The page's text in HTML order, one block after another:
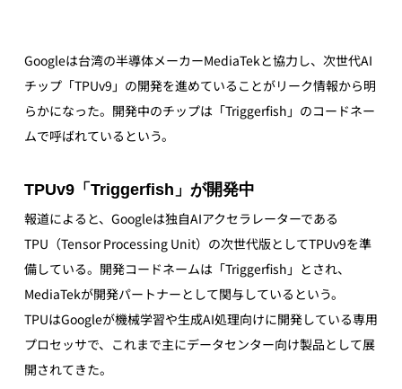
Googleは台湾の半導体メーカーMediaTekと協力し、次世代AI
チップ「TPUv9」の開発を進めていることがリーク情報から明
らかになった。開発中のチップは「Triggerfish」のコードネー
ムで呼ばれているという。
TPUv9「Triggerfish」が開発中
報道によると、Googleは独自AIアクセラレーターである
TPU（Tensor Processing Unit）の次世代版としてTPUv9を準
備している。開発コードネームは「Triggerfish」とされ、
MediaTekが開発パートナーとして関与しているという。
TPUはGoogleが機械学習や生成AI処理向けに開発している専用
プロセッサで、これまで主にデータセンター向け製品として展
開されてきた。